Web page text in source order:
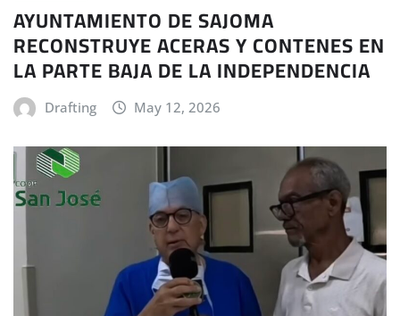
AYUNTAMIENTO DE SAJOMA
RECONSTRUYE ACERAS Y CONTENES EN
LA PARTE BAJA DE LA INDEPENDENCIA
Drafting May 12, 2026